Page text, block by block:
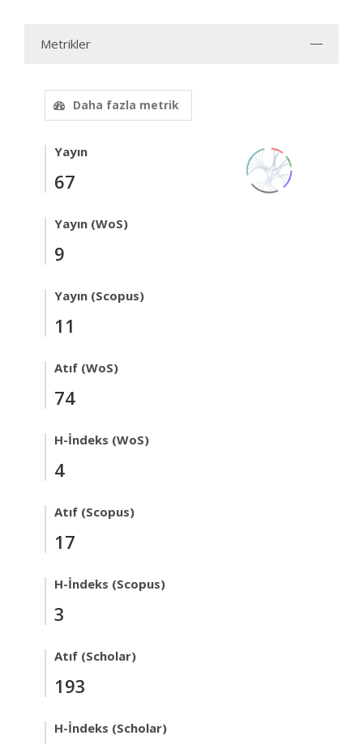
Metrikler
Daha fazla metrik
Yayın
67
Yayın (WoS)
9
Yayın (Scopus)
11
Atıf (WoS)
74
H-İndeks (WoS)
4
Atıf (Scopus)
17
H-İndeks (Scopus)
3
Atıf (Scholar)
193
H-İndeks (Scholar)